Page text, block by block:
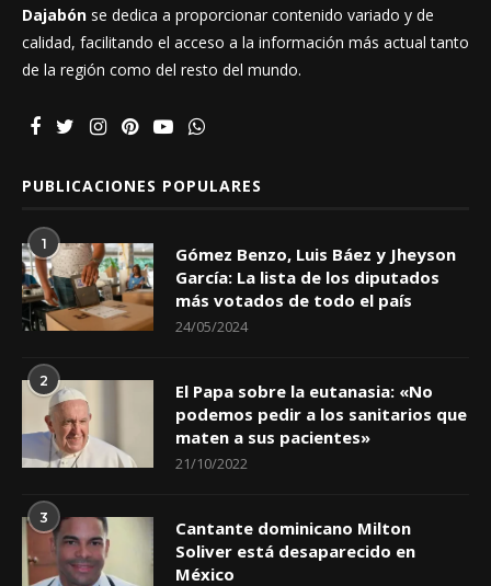
Dajabón se dedica a proporcionar contenido variado y de
calidad, facilitando el acceso a la información más actual tanto
de la región como del resto del mundo.
PUBLICACIONES POPULARES
1
Gómez Benzo, Luis Báez y Jheyson
García: La lista de los diputados
más votados de todo el país
24/05/2024
2
El Papa sobre la eutanasia: «No
podemos pedir a los sanitarios que
maten a sus pacientes»
21/10/2022
3
Cantante dominicano Milton
Soliver está desaparecido en
México